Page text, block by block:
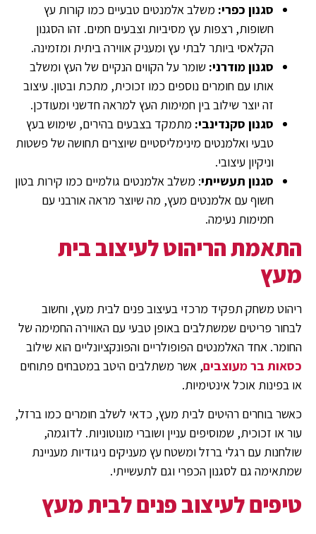
סגנון כפרי: משלב אלמנטים טבעיים כמו קורות עץ
חשופות, רצפות עץ מסיביות וצבעים חמים. זהו הסגנון
הקלאסי ביותר לבתי עץ ומעניק אווירה ביתית ומזמינה.
סגנון מודרני: שומר על הקווים הנקיים של העץ ומשלב
אותו עם חומרים נוספים כמו זכוכית, מתכת ובטון. עיצוב
זה יוצר שילוב בין חמימות העץ למראה חדשני ומעודכן.
סגנון סקנדינבי: מתמקד בצבעים בהירים, שימוש בעץ
טבעי ואלמנטים מינימליסטיים שיוצרים תחושה של פשטות
וניקיון עיצובי.
סגנון תעשייתי: משלב אלמנטים גולמיים כמו קירות בטון
חשוף עם אלמנטים מעץ, מה שיוצר מראה אורבני עם
חמימות נעימה.
התאמת הריהוט לעיצוב בית
מעץ
ריהוט משחק תפקיד מרכזי בעיצוב פנים לבית מעץ, וחשוב
לבחור פריטים שמשתלבים באופן טבעי עם האווירה החמימה של
החומר. אחד האלמנטים הפופולריים והפונקציונליים הוא שילוב
כסאות בר מעוצבים, אשר משתלבים היטב במטבחים פתוחים
או בפינות אוכל אינטימיות.
כאשר בוחרים רהיטים לבית מעץ, כדאי לשלב חומרים כמו ברזל,
עור או זכוכית, שמוסיפים עניין ושוברי מונוטוניות. לדוגמה,
שולחנות עם רגלי ברזל ומשטח עץ מעניקים ניגודיות מעניינת
שמתאימה גם לסגנון הכפרי וגם לתעשייתי.
טיפים לעיצוב פנים לבית מעץ